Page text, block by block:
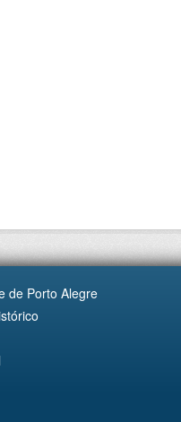
de Porto Alegre